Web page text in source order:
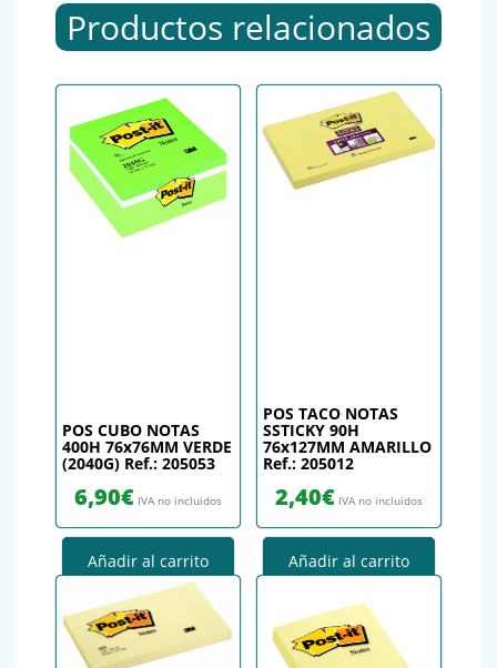
Productos relacionados
POS CUBO NOTAS
400H 76x76MM VERDE
(2040G) Ref.: 205053
6,90€ IVA no incluidos
Añadir al carrito
POS TACO NOTAS
SSTICKY 90H
76x127MM AMARILLO
Ref.: 205012
2,40€ IVA no incluidos
Añadir al carrito